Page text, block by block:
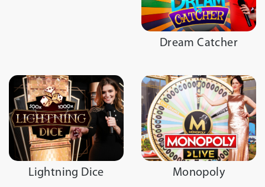
Dream Catcher
Lightning Dice Monopoly